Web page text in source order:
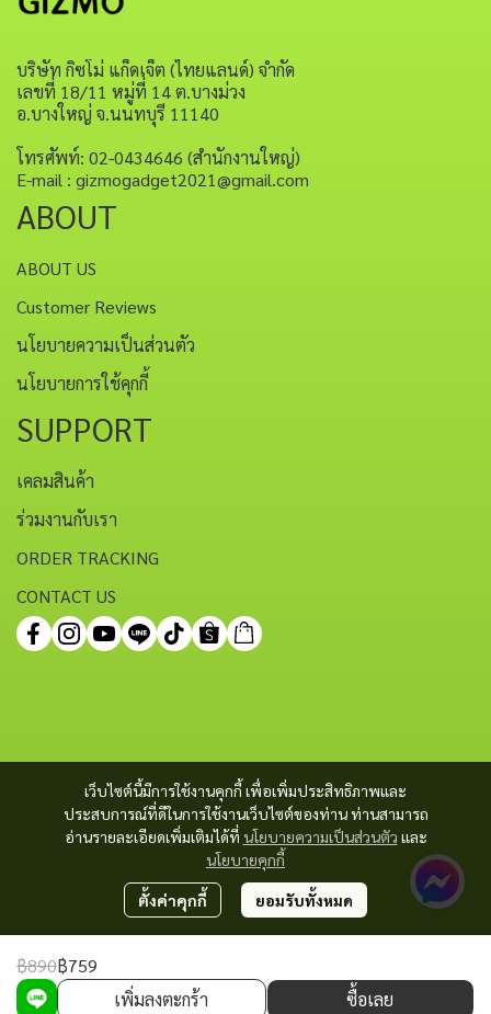
฿890฿759
เพิ่มลงตะกร้า
ซื้อเลย
เว็บไซต์นี้มีการใช้งานคุกกี้ เพื่อเพิ่มประสิทธิภาพและ
ประสบการณ์ที่ดีในการใช้งานเว็บไซต์ของท่าน ท่านสามารถ
อ่านรายละเอียดเพิ่มเติมได้ที่ นโยบายความเป็นส่วนตัว และ
นโยบายคุกกี้
ตั้งค่าคุกกี้ ยอมรับทั้งหมด
บริษัท กิซโม่ แก็ดเจ็ต (ไทยแลนด์) จำกัด
เลขที่ 18/11 หมู่ที่ 14 ต.บางม่วง
อ.บางใหญ่ จ.นนทบุรี 11140
โทรศัพท์: 02-0434646 (สำนักงานใหญ่)
E-mail : gizmogadget2021@gmail.com
ABOUT
ABOUT US
Customer Reviews
นโยบายความเป็นส่วนตัว
นโยบายการใช้คุกกี้
SUPPORT
เคลมสินค้า
ร่วมงานกับเรา
ORDER TRACKING
CONTACT US
Copyright 2023 | All Rights Reserved | Powered by MWE